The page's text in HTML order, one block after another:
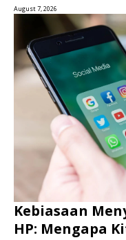
August 7, 2026
Kebiasaan
HP: Mengapa